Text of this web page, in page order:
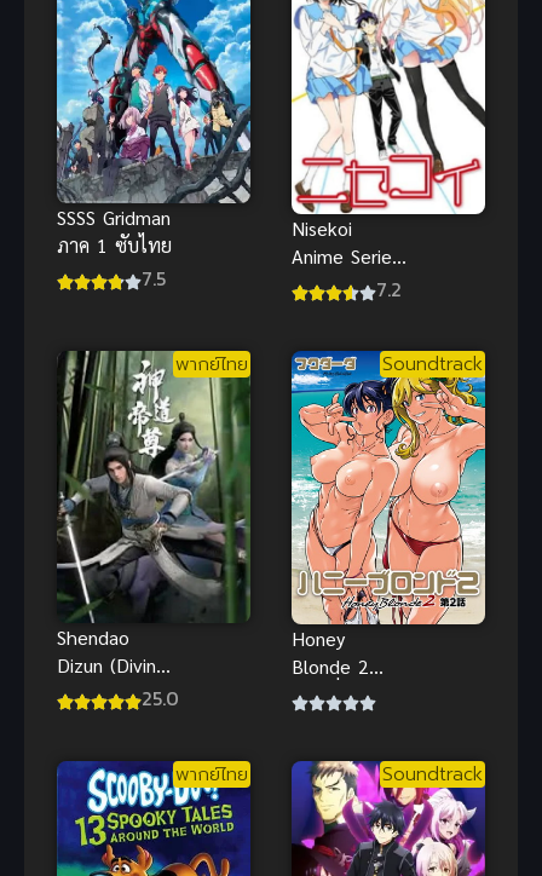
SSSS Gridman
ภาค 1 ซับไทย
7.5
Nisekoi
Anime Series
รักลวงป่วนใจ
ซับไทย
7.2
พากย์ไทย
Shendao
Dizun (Divine
Lord of the25.0
Soundtrack
Honey
Blonde 2
ตอนที่ 1-3
ซากิและเอริ
นะทั้งสอง
วางแผนที่จะ
ไป
พากย์ไทย Soundtrack